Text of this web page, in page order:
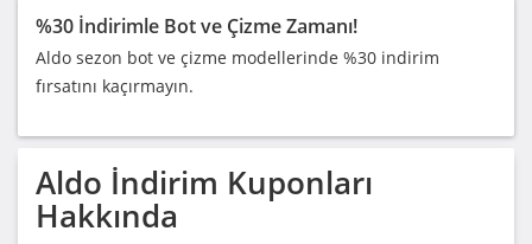
%30 İndirimle Bot ve Çizme Zamanı!
Aldo sezon bot ve çizme modellerinde %30 indirim
fırsatını kaçırmayın.
Aldo İndirim Kuponları
Hakkında